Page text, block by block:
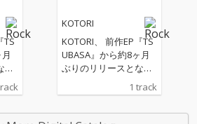
TS
る
リ
KOTORI
KOTORI、 前作EP『TS
UBASA』から約8ヶ月
ぶりのリリースとなる
新曲「RIOT」を配信リ
リース！！
1 track